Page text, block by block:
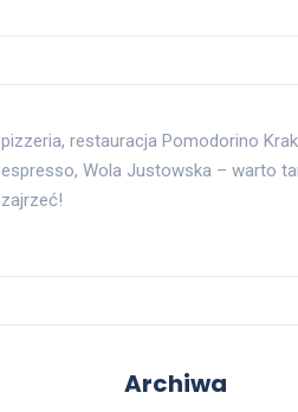
pizzeria, restauracja Pomodorino
espresso, Wola Justowska – warto
zajrzeć!
Archiwa